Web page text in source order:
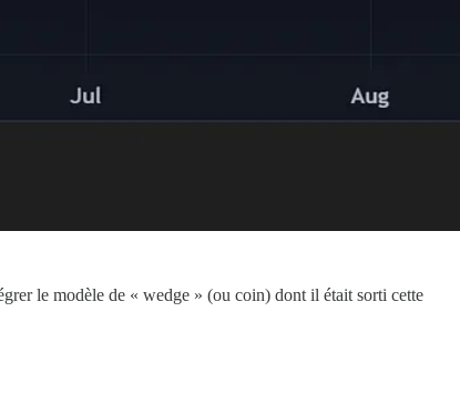
le modèle de « wedge » (ou coin) dont il était sorti cette